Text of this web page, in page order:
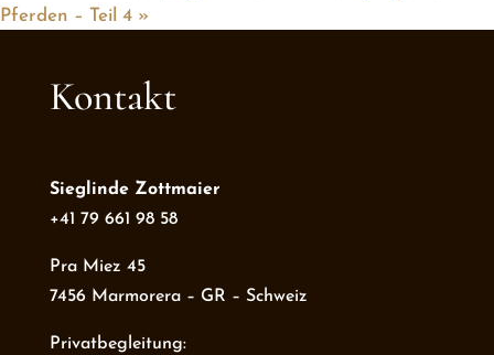
Pferden – Teil 4 »
Kontakt
Sieglinde Zottmaier
+41 79 661 98 58
Pra Miez 45
7456 Marmorera – GR – Schweiz
Privatbegleitung: